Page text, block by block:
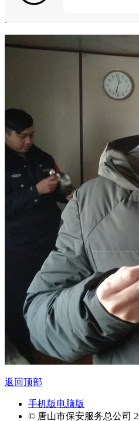
返回顶部
手机版电脑版
© 唐山市保安服务总公司